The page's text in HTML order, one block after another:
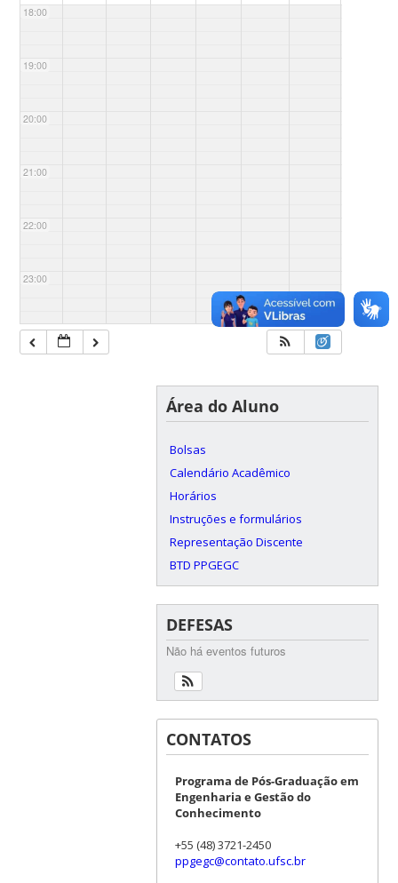
18:00
19:00
20:00
21:00
22:00
23:00
Área do Aluno
Bolsas
Calendário Acadêmico
Horários
Instruções e formulários
Representação Discente
BTD PPGEGC
DEFESAS
Não há eventos futuros
CONTATOS
Programa de Pós-Graduação em
Engenharia e Gestão do
Conhecimento
+55 (48) 3721-2450
ppgegc@contato.ufsc.br